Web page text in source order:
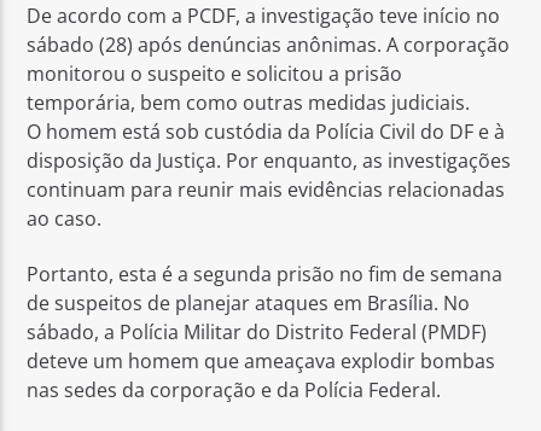
De acordo com a PCDF, a investigação teve início no
sábado (28) após denúncias anônimas. A corporação
monitorou o suspeito e solicitou a prisão
temporária, bem como outras medidas judiciais.
O homem está sob custódia da Polícia Civil do DF e à
disposição da Justiça. Por enquanto, as investigações
continuam para reunir mais evidências relacionadas
ao caso.
Portanto, esta é a segunda prisão no fim de semana
de suspeitos de planejar ataques em Brasília. No
sábado, a Polícia Militar do Distrito Federal (PMDF)
deteve um homem que ameaçava explodir bombas
nas sedes da corporação e da Polícia Federal.